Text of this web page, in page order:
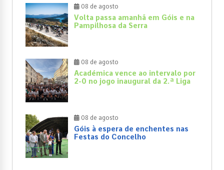
08 de agosto
Volta passa amanhã em Góis e na
Pampilhosa da Serra
08 de agosto
Académica vence ao intervalo por
2-0 no jogo inaugural da 2.ª Liga
08 de agosto
Góis à espera de enchentes nas
Festas do Concelho